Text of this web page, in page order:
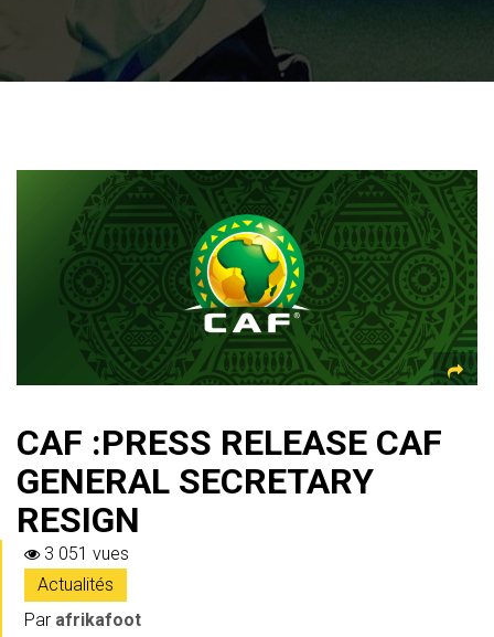
CAF :PRESS RELEASE CAF
GENERAL SECRETARY
RESIGN
3 051 vues
Actualités
Par afrikafoot